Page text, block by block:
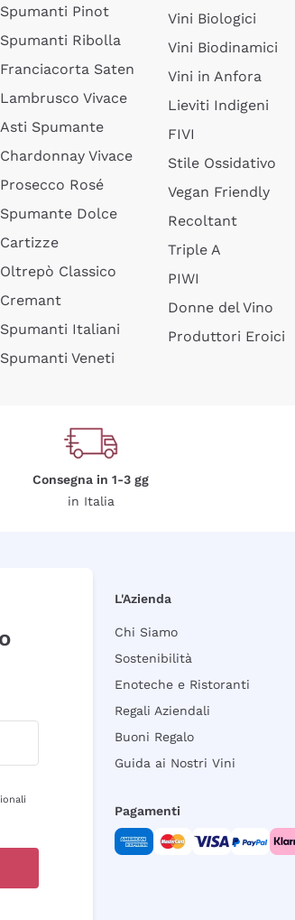
Spumanti Pinot
Spumanti Ribolla
Franciacorta Saten
Lambrusco Vivace
Asti Spumante
Chardonnay Vivace
Prosecco Rosé
Spumante Dolce
Cartizze
Oltrepò Classico
Cremant
Spumanti Italiani
Spumanti Veneti
Vini Biologici
Vini Biodinamici
Vini in Anfora
Lieviti Indigeni
FIVI
Stile Ossidativo
Vegan Friendly
Recoltant
Triple A
PIWI
Donne del Vino
Produttori Eroici
Consegna in 1-3 gg
in Italia
L'Azienda
Chi Siamo
Sostenibilità
Enoteche e Ristoranti
Regali Aziendali
Buoni Regalo
Guida ai Nostri Vini
Pagamenti